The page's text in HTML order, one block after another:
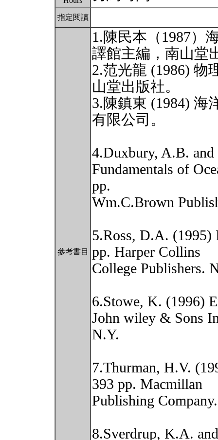
指定閱讀
參考書目
1.陳民本（1987）
譯館主編，南山堂
2.范光龍 (1986) 物
山堂出版社。
3.陳鎮東 (1984) 海
有限公司。
4.Duxbury, A.B.
Fundamentals of
pp.
Wm.C.Brown
5.Ross, D.A. (1995)
pp. Harper Collins
College Publishers.
6.Stowe, K. (1996)
John wiley & Sons
N.Y.
7.Thurman, H.V.
393 pp. Macmillan
Publishing
8.Sverdrup, K.A.